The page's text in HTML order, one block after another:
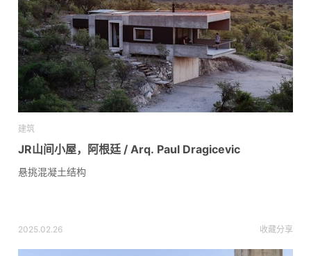
建筑
JR山间小屋，阿根廷 / Arq. Paul Dragicevic
悬挑混凝土结构
2025.02.26 收藏分享